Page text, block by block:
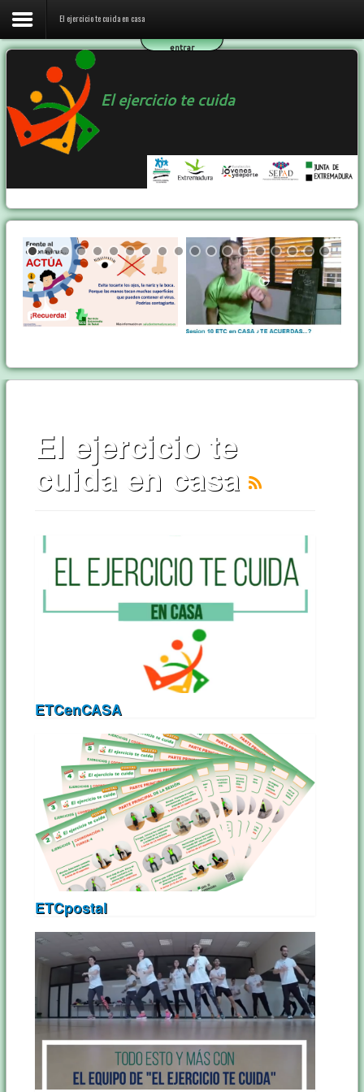
El ejercicio te cuida en casa
El programa ETC
Ejercicio y Salud
Contactar
El ejercicio te cuida en casa
entrar
El ejercicio te cuida
El ejercicio te
cuida en casa
ETCenCASA
ETCpostal